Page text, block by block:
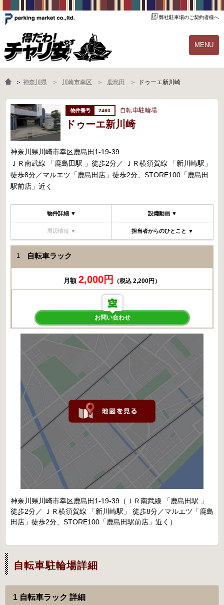
弊社駐車場のご契約者様へ
MENU
物件一覧 ご契約の流れ
よくあるご質問 駐輪場オーナー様へ
＞ 神奈川県 川崎市幸区 鹿島田 ドゥーエ新川崎
2460 自転車駐輪場
ドゥーエ新川崎
神奈川県川崎市幸区鹿島田1-19-39
ＪＲ南武線 「鹿島田駅 」徒歩2分／ ＪＲ横須賀線 「新川崎駅」
徒歩8分／マルエツ「鹿島田店」徒歩2分、STORE100「鹿島田
駅前店」近く
物件詳細 ▼ 設備動画 ▼
周辺情報 ▼ 担当者からのひとこと ▼
1 自転車ラック
月額 2,000円 （税込 2,200円）
お問い合わせ
神奈川県川崎市幸区鹿島田1-19-39（ＪＲ南武線 「鹿島田駅 」
徒歩2分／ ＪＲ横須賀線 「新川崎駅」 徒歩8分／マルエツ「鹿島
田店」徒歩2分、STORE100「鹿島田駅前店」近く）
自転車駐輪場詳細
1 自転車ラック 詳細